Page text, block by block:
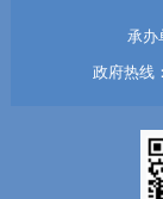
承办
政府热线